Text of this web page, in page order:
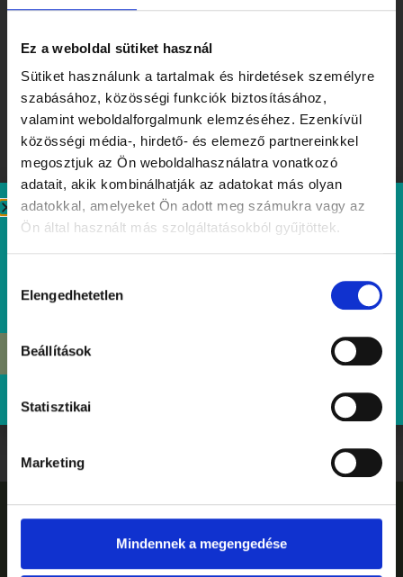
Ez a weboldal sütiket használ
Sütiket használunk a tartalmak és hirdetések személyre
szabásához, közösségi funkciók biztosításához,
valamint weboldalforgalmunk elemzéséhez. Ezenkívül
közösségi média-, hirdető- és elemező partnereinkkel
megosztjuk az Ön weboldalhasználatra vonatkozó
adatait, akik kombinálhatják az adatokat más olyan
adatokkal, amelyeket Ön adott meg számukra vagy az
Ön által használt más szolgáltatásokból gyűjtöttek.
kiválasztása
Elengedhetetlen
Beállítások
Statisztikai
Marketing
Mindennek a megengedése
Tibidabo Miso Deluxe
ÉRDEKEL